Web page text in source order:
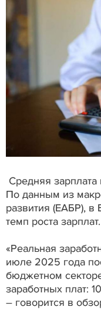
Средняя
По данным из
развития (ЕАБР), в
темп роста зарплат.
«Реальная
июле 2025 года
бюджетном
заработных плат:
– говорится в